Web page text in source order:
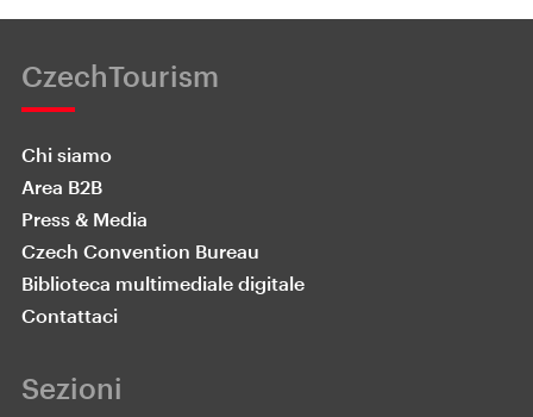
CzechTourism
Chi siamo
Area B2B
Press & Media
Czech Convention Bureau
Biblioteca multimediale digitale
Contattaci
Sezioni